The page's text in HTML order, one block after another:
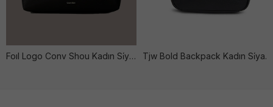
Foıl Logo Conv Shou Kadın Si̇yah Çanta Tjw Bold Backpack Kadın Si̇yah Çanta